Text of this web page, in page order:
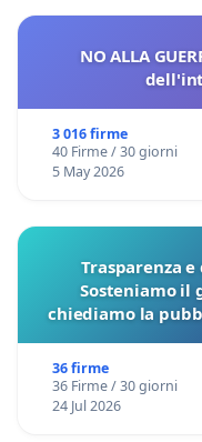
NO ALLA
3 016 firme
40 Firme / 30 giorni
5 May 2026
Trasparenza
Sosteniamo il
chiediamo la
36 firme
36 Firme / 30 giorni
24 Jul 2026